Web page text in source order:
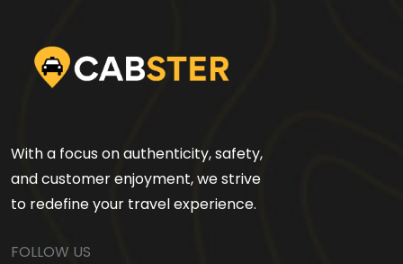
With a focus on authenticity, safety,
and customer enjoyment, we strive
to redefine your travel experience.
FOLLOW US